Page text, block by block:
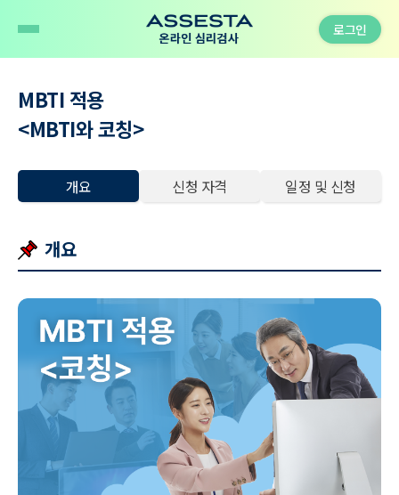
로그인
MBTI 적용
<MBTI와 코칭>
개요 신청 자격 일정 및 신청
개요